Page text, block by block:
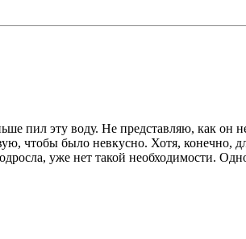
пил эту воду. Не представляю, как он
чтобы было невкусно. Хотя, конечно,
уже нет такой необходимости.